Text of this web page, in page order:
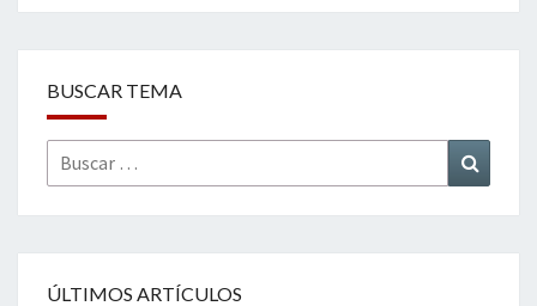
BUSCAR TEMA
Buscar
por:
ÚLTIMOS ARTÍCULOS